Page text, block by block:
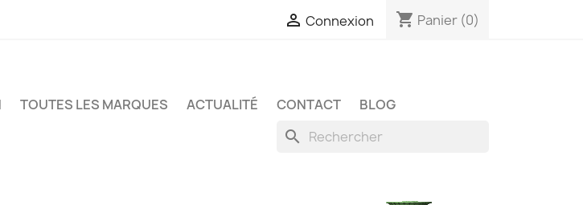
 Connexion shopping_cart Panier (0)
TOUTES LES MARQUES ACTUALITÉ CONTACT BLOG
search